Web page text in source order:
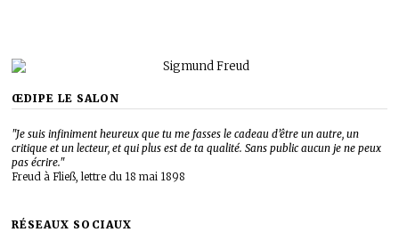
ŒDIPE LE SALON
"Je suis infiniment heureux que tu me fasses le cadeau d’être un autre, un
critique et un lecteur, et qui plus est de ta qualité. Sans public aucun je ne peux
pas écrire."
Freud à Fließ, lettre du 18 mai 1898
RÉSEAUX SOCIAUX